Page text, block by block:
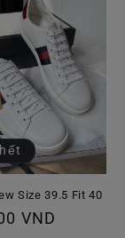
Size 39.5 Fit 40
VND